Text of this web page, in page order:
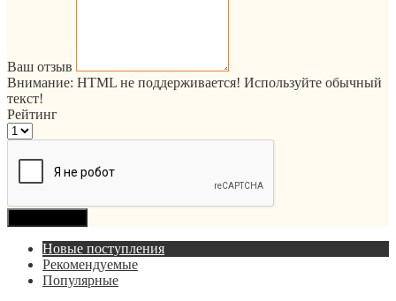
Ваш отзыв
Внимание: HTML не поддерживается! Используйте обычный
текст!
Рейтинг
Новые поступления
Рекомендуемые
Популярные